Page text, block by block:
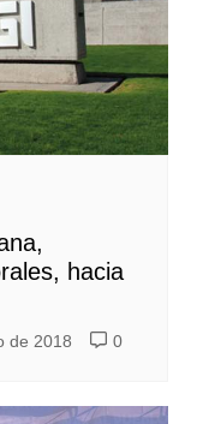
hacia
de 2018 0